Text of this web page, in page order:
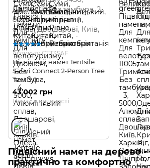
1
Артикул: CTT3SAF
Підвісний намет Tentsile
Safari Connect 2-Person Tree
Tent 3.0
43 002 грн
Немає в наявності
Підвісний намет на дерево -
практично та комфортно